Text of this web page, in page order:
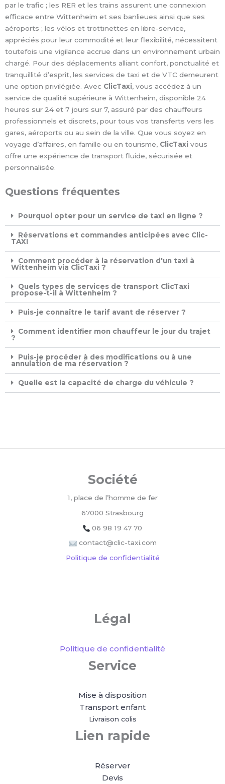
par le trafic ; les RER et les trains assurent une connexion
efficace entre Wittenheim et ses banlieues ainsi que ses
aéroports ; les vélos et trottinettes en libre-service,
appréciés pour leur commodité et leur flexibilité, nécessitent
toutefois une vigilance accrue dans un environnement urbain
chargé. Pour des déplacements alliant confort, ponctualité et
tranquillité d’esprit, les services de taxi et de VTC demeurent
une option privilégiée. Avec ClicTaxi, vous accédez à un
service de qualité supérieure à Wittenheim, disponible 24
heures sur 24 et 7 jours sur 7, assuré par des chauffeurs
professionnels et discrets, pour tous vos transferts vers les
gares, aéroports ou au sein de la ville. Que vous soyez en
voyage d’affaires, en famille ou en tourisme, ClicTaxi vous
offre une expérience de transport fluide, sécurisée et
personnalisée.
Questions fréquentes
Pourquoi opter pour un service de taxi en ligne ?
Réservations et commandes anticipées avec Clic-
TAXI
Comment procéder à la réservation d'un taxi à
Wittenheim via ClicTaxi ?
Quels types de services de transport ClicTaxi
propose-t-il à Wittenheim ?
Puis-je connaître le tarif avant de réserver ?
Comment identifier mon chauffeur le jour du trajet
?
Puis-je procéder à des modifications ou à une
annulation de ma réservation ?
Quelle est la capacité de charge du véhicule ?
Société
1, place de l’homme de fer
67000 Strasbourg
06 98 19 47 70
contact@clic-taxi.com
Politique de confidentialité
Légal
Politique de confidentialité
Service
Mise à disposition
Transport enfant
Livraison colis
Lien rapide
Réserver
Devis